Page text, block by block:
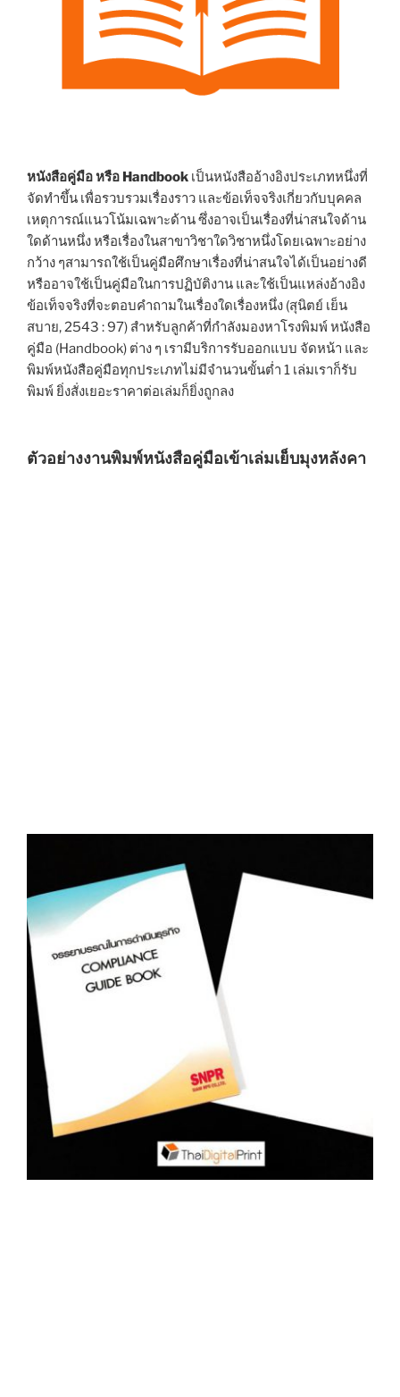
หนังสือคู่มือ หรือ Handbook เป็นหนังสืออ้างอิงประเภทหนึ่งที่
จัดทำขึ้น เพื่อรวบรวมเรื่องราว และข้อเท็จจริงเกี่ยวกับบุคคล
เหตุการณ์แนวโน้มเฉพาะด้าน ซึ่งอาจเป็นเรื่องที่น่าสนใจด้าน
ใดด้านหนึ่ง หรือเรื่องในสาขาวิชาใดวิชาหนึ่งโดยเฉพาะอย่าง
กว้าง ๆสามารถใช้เป็นคู่มือศึกษาเรื่องที่น่าสนใจได้เป็นอย่างดี
หรืออาจใช้เป็นคู่มือในการปฏิบัติงาน และใช้เป็นแหล่งอ้างอิง
ข้อเท็จจริงที่จะตอบคำถามในเรื่องใดเรื่องหนึ่ง (สุนิตย์ เย็น
สบาย, 2543 : 97) สำหรับลูกค้าที่กำลังมองหาโรงพิมพ์ หนังสือ
คู่มือ (Handbook) ต่าง ๆ เรามีบริการรับออกแบบ จัดหน้า และ
พิมพ์หนังสือคู่มือทุกประเภทไม่มีจำนวนขั้นต่ำ 1 เล่มเราก็รับ
พิมพ์ ยิ่งสั่งเยอะราคาต่อเล่มก็ยิ่งถูกลง
ตัวอย่างงานพิมพ์หนังสือคู่มือเข้าเล่มเย็บมุงหลังคา